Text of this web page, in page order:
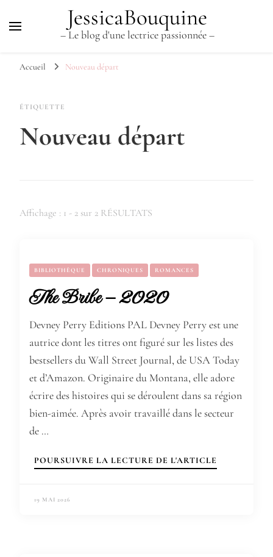
JessicaBouquine
– Le blog d'une lectrice passionnée –
Accueil Nouveau départ
ÉTIQUETTE
Nouveau départ
Affichage : 1 - 2 sur 2 RÉSULTATS
BIBLIOTHÈQUE CHRONIQUES ROMANCES
The Bribe – 2020
Devney Perry Editions PAL Devney Perry est une
autrice dont les titres ont figuré sur les listes des
bestsellers du Wall Street Journal, de USA Today
et d’Amazon. Originaire du Montana, elle adore
écrire des histoires qui se déroulent dans sa région
bien-aimée. Après avoir travaillé dans le secteur
de …
POURSUIVRE LA LECTURE DE L'ARTICLE
19 MAI 2026